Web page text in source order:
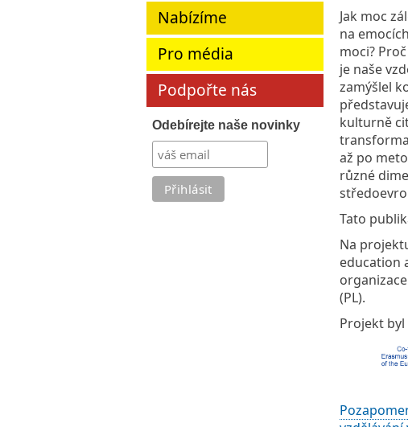
Nabízíme
Pro média
Podpořte nás
Odebírejte naše novinky
Jak moc
na
moci?
je naše
zamýšlel
kulturně
až po
různé
Tato
Na
education
(PL).
Projekt